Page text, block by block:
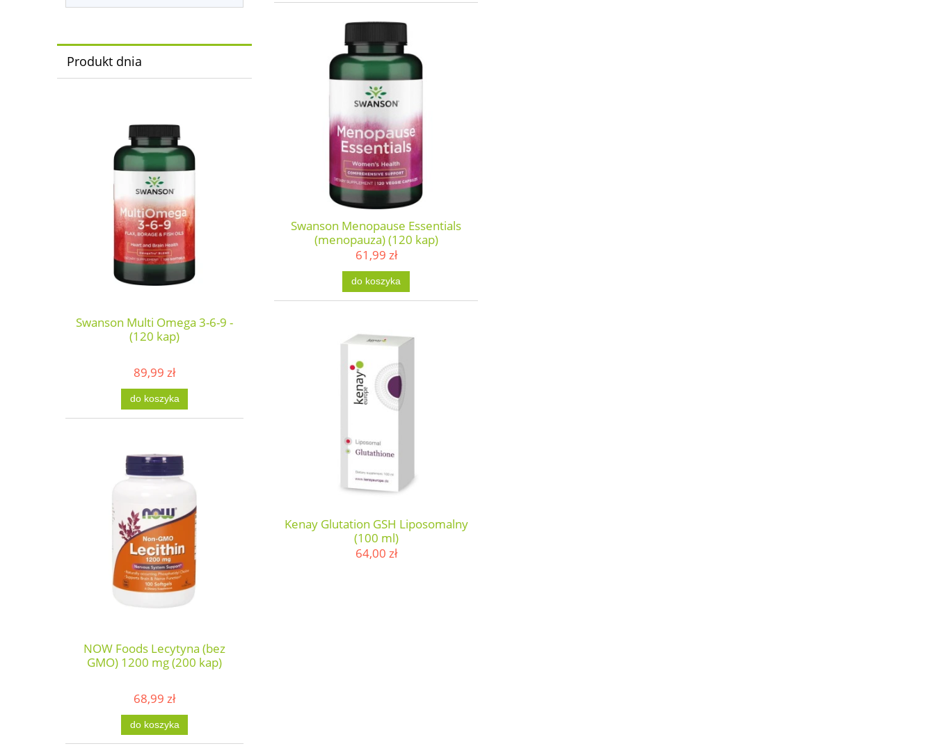
Produkt dnia
Swanson Multi Omega 3-6-9 -
(120 kap)
89,99 zł
do koszyka
NOW Foods Lecytyna (bez
GMO) 1200 mg (200 kap)
68,99 zł
do koszyka
Swanson Menopause Essentials
(menopauza) (120 kap)
61,99 zł
do koszyka
Kenay Glutation GSH Liposomalny
(100 ml)
64,00 zł